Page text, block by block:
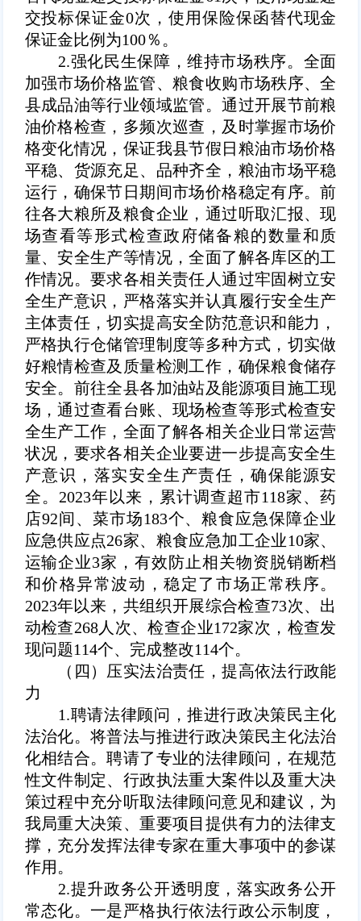
交投标保证金0次，使用保险保函替代现金
保证金比例为100％。
2.强化民生保障，维持市场秩序。全面
加强市场价格监管、粮食收购市场秩序、全
县成品油等行业领域监管。通过开展节前粮
油价格检查，多频次巡查，及时掌握市场价
格变化情况，保证我县节假日粮油市场价格
平稳、货源充足、品种齐全，粮油市场平稳
运行，确保节日期间市场价格稳定有序。前
往各大粮所及粮食企业，通过听取汇报、现
场查看等形式检查政府储备粮的数量和质
量、安全生产等情况，全面了解各库区的工
作情况。要求各相关责任人通过牢固树立安
全生产意识，严格落实并认真履行安全生产
主体责任，切实提高安全防范意识和能力，
严格执行仓储管理制度等多种方式，切实做
好粮情检查及质量检测工作，确保粮食储存
安全。前往全县各加油站及能源项目施工现
场，通过查看台账、现场检查等形式检查安
全生产工作，全面了解各相关企业日常运营
状况，要求各相关企业要进一步提高安全生
产意识，落实安全生产责任，确保能源安
全。2023年以来，累计调查超市118家、药
店92间、菜市场183个、粮食应急保障企业
应急供应点26家、粮食应急加工企业10家、
运输企业3家，有效防止相关物资脱销断档
和价格异常波动，稳定了市场正常秩序。
2023年以来，共组织开展综合检查73次、出
动检查268人次、检查企业172家次，检查发
现问题114个、完成整改114个。
（四）压实法治责任，提高依法行政能
力
1.聘请法律顾问，推进行政决策民主化
法治化。将普法与推进行政决策民主化法治
化相结合。聘请了专业的法律顾问，在规范
性文件制定、行政执法重大案件以及重大决
策过程中充分听取法律顾问意见和建议，为
我局重大决策、重要项目提供有力的法律支
撑，充分发挥法律专家在重大事项中的参谋
作用。
2.提升政务公开透明度，落实政务公开
常态化。一是严格执行依法行政公示制度，